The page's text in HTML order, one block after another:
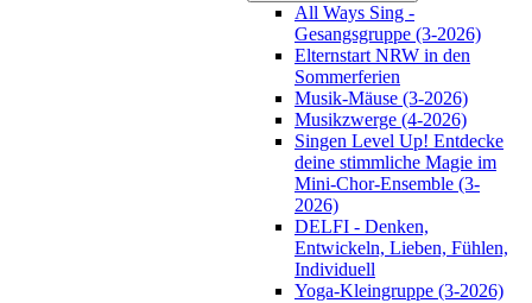
All Ways Sing -
Gesangsgruppe (3-2026)
Elternstart NRW in den
Sommerferien
Musik-Mäuse (3-2026)
Musikzwerge (4-2026)
Singen Level Up! Entdecke
deine stimmliche Magie im
Mini-Chor-Ensemble (3-
2026)
DELFI - Denken,
Entwickeln, Lieben, Fühlen,
Individuell
Yoga-Kleingruppe (3-2026)